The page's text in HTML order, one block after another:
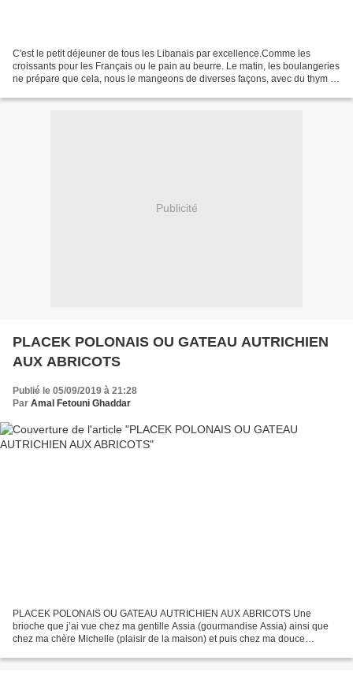
C'est le petit déjeuner de tous les Libanais par excellence.Comme les
croissants pour les Français ou le pain au beurre. Le matin, les boulangeries
ne prépare que cela, nous le mangeons de diverses façons, avec du thym et
Publicité
PLACEK POLONAIS OU GATEAU AUTRICHIEN
AUX ABRICOTS
Publié le 05/09/2019 à 21:28
Par Amal Fetouni Ghaddar
PLACEK POLONAIS OU GATEAU AUTRICHIEN AUX ABRICOTS Une
brioche que j’ai vue chez ma gentille Assia (gourmandise Assia) ainsi que
chez ma chère Michelle (plaisir de la maison) et puis chez ma douce